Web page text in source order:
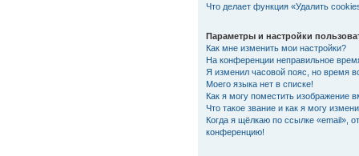
Что делает функция «Удалить
Параметры и настройки
Как мне изменить мои настройки?
На конференции неправильное
Я изменил часовой пояс, но время
Моего языка нет в списке!
Как я могу поместить изображение
Что такое звание и как я могу
Когда я щёлкаю по ссылке «email»,
конференцию!